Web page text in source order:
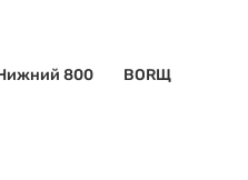
800 BORЩ